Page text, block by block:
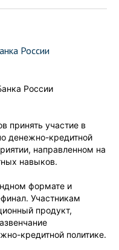
России
России
принять участие в
денежно-кредитной
направленном на
навыков.
формате и
Участникам
продукт,
кредитной политике.